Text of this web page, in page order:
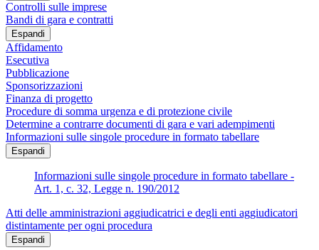
Controlli sulle imprese
Bandi di gara e contratti
Espandi
Affidamento
Esecutiva
Pubblicazione
Sponsorizzazioni
Finanza di progetto
Procedure di somma urgenza e di protezione civile
Determine a contrarre documenti di gara e vari adempimenti
Informazioni sulle singole procedure in formato tabellare
Espandi
Informazioni sulle singole procedure in formato tabellare -
Art. 1, c. 32, Legge n. 190/2012
Atti delle amministrazioni aggiudicatrici e degli enti aggiudicatori
distintamente per ogni procedura
Espandi